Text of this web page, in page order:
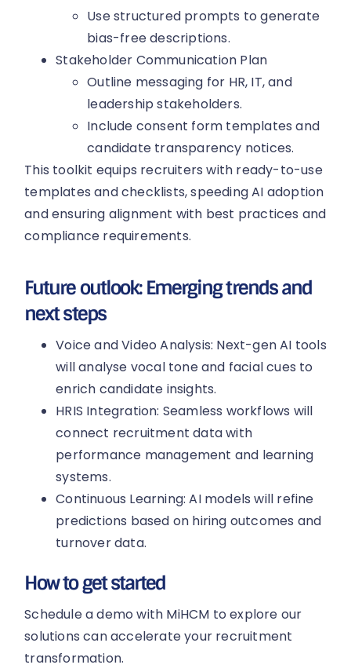
Use structured prompts to generate
bias-free descriptions.
Stakeholder Communication Plan
Outline messaging for HR, IT, and
leadership stakeholders.
Include consent form templates and
candidate transparency notices.
This toolkit equips recruiters with ready-to-use
templates and checklists, speeding AI adoption
and ensuring alignment with best practices and
compliance requirements.
Future outlook: Emerging trends and
next steps
Voice and Video Analysis: Next-gen AI tools
will analyse vocal tone and facial cues to
enrich candidate insights.
HRIS Integration: Seamless workflows will
connect recruitment data with
performance management and learning
systems.
Continuous Learning: AI models will refine
predictions based on hiring outcomes and
turnover data.
How to get started
Schedule a demo with MiHCM to explore our
solutions can accelerate your recruitment
transformation.